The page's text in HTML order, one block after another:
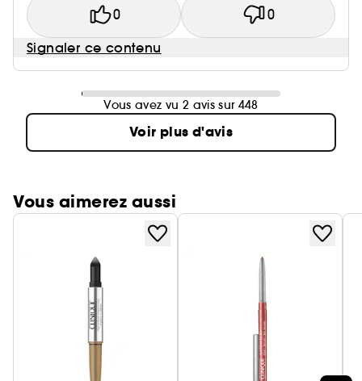
0 0
Signaler ce contenu
Vous avez vu 2 avis sur 448
Voir plus d'avis
Vous aimerez aussi